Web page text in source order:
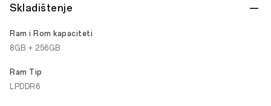
Skladištenje
Ram i Rom kapaciteti
8GB + 256GB
Ram Tip
LPDDR6